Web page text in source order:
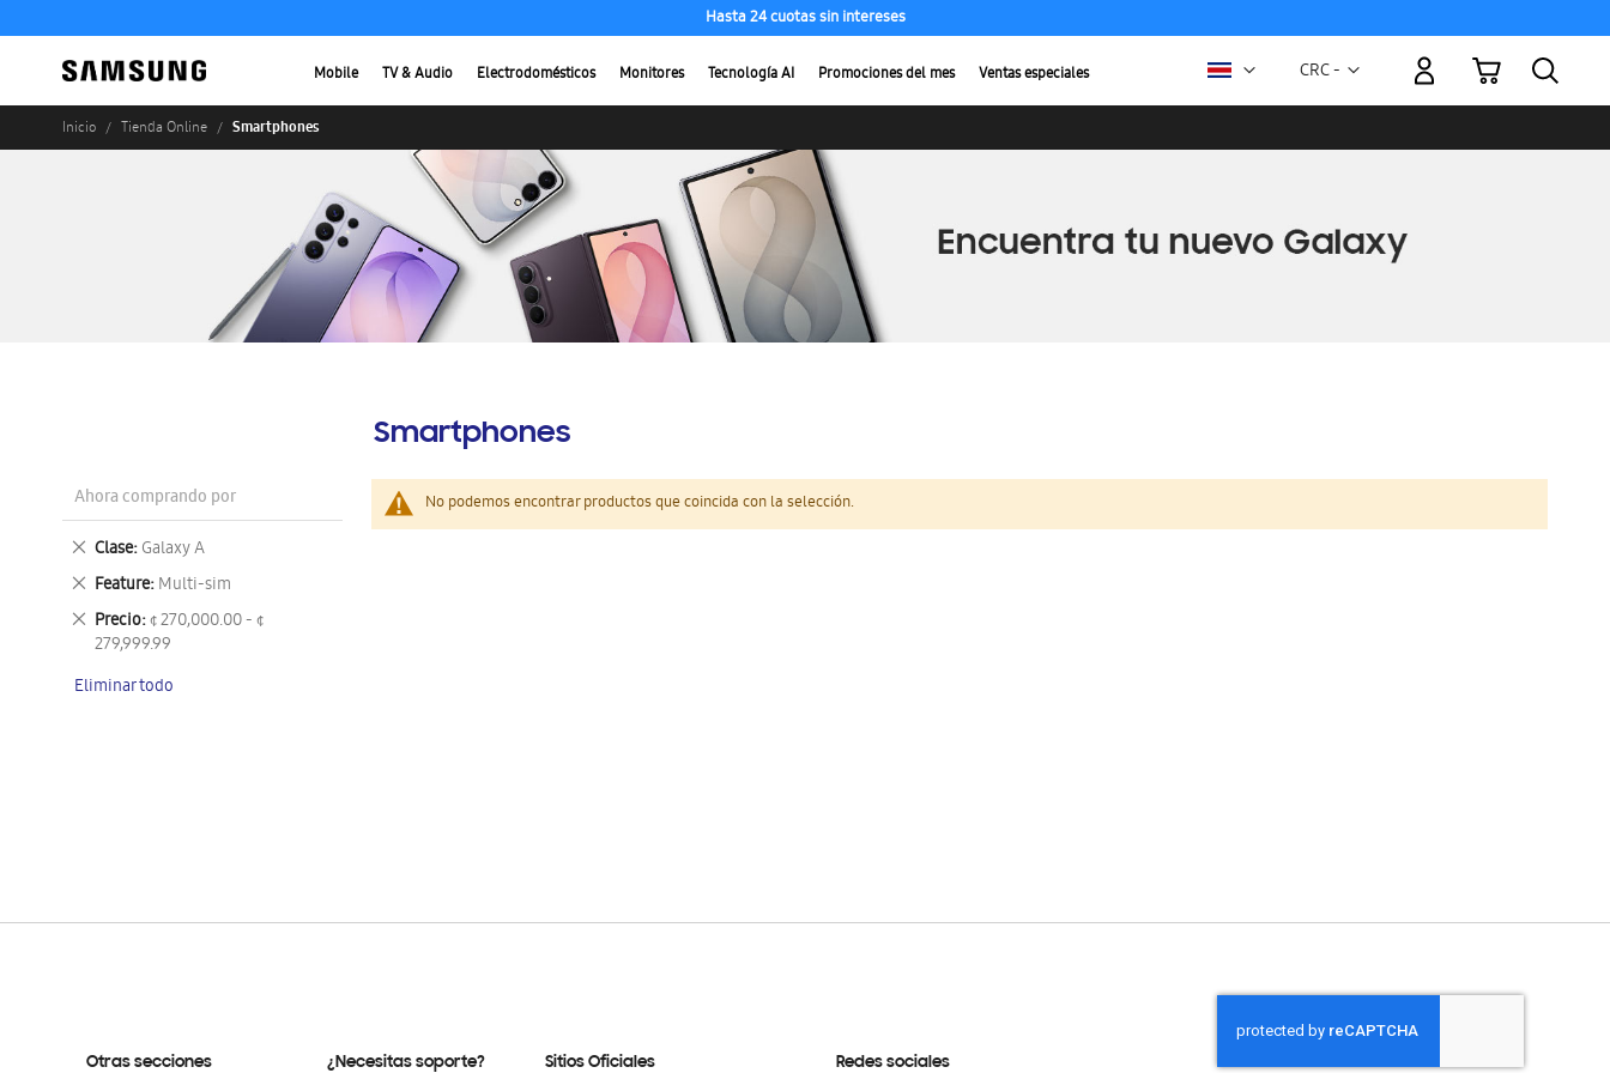
Hasta 24 cuotas sin intereses
Mobile TV & Audio Electrodomésticos Monitores Tecnología AI Promociones del mes Ventas especiales Moneda
CRC -
Mi carrito
Inicio Tienda Online Smartphones
Smartphones
No podemos encontrar productos que coincida con la selección.
Ahora comprando por
Clase Galaxy A
Eliminar
este
artículo
Feature Multi-sim
Eliminar
este
artículo
Precio ¢ 270,000.00 - ¢
279,999.99
Eliminar
este
Eliminar todo
Otras secciones ¿Necesitas soporte? Sitios Oficiales Redes sociales